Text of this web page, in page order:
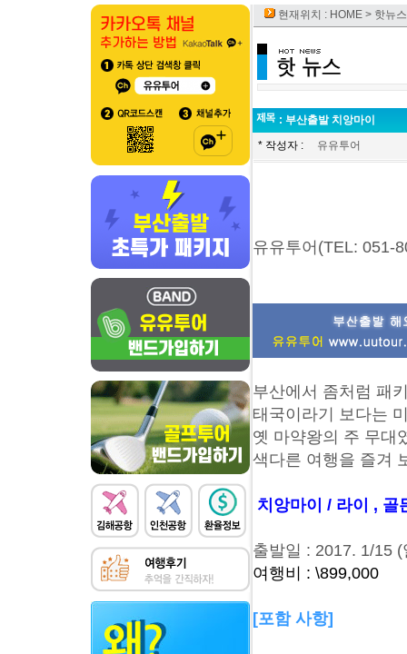
현재위치 : HOME> 핫뉴스
: 부산출발 치앙마이
* 작성자 :
유유투어
유유투어(TEL: 051-
부산에서 좀처럼 패
태국이라기 보다는
옛 마약왕의 주 무대
색다른 여행을 즐겨
치앙마이 / 라이 , 골
출발일 : 2017. 1/15
여행비 : \899,000
[포함 사항]